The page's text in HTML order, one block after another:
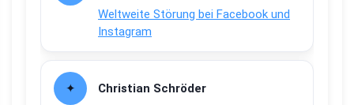
Weltweite Störung bei Facebook und
Instagram
Christian Schröder